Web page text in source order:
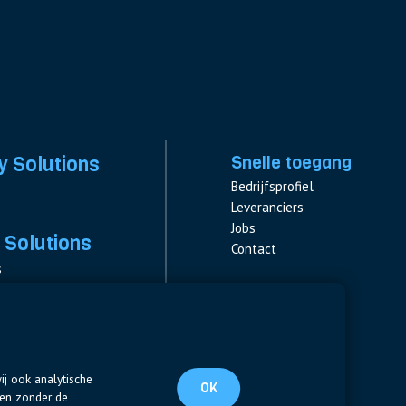
Solutions Snelle toegang
Bedrijfsprofiel
Leveranciers
Jobs
Contact
ook analytische
zonder de
OK